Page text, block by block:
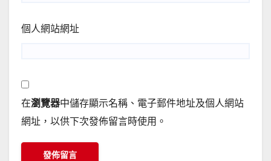
個人網站網址
在瀏覽器中儲存顯示名稱、電子郵件地址及個人網站
網址，以供下次發佈留言時使用。